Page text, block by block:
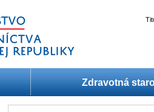
Zdravotná